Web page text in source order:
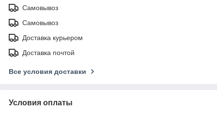
Самовывоз
Самовывоз
Доставка курьером
Доставка почтой
Все условия доставки
Условия оплаты